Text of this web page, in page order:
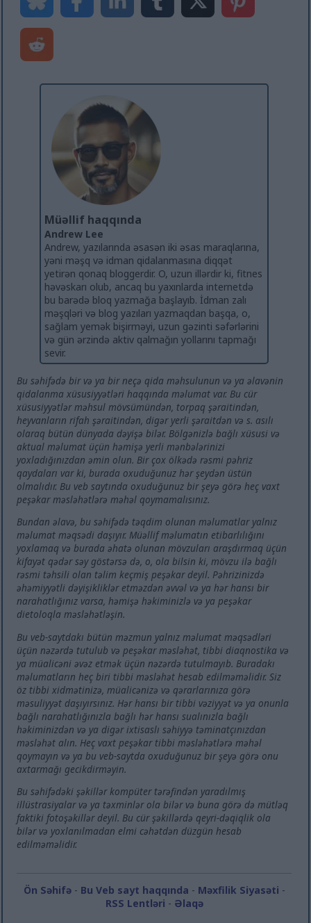
Müəllif haqqında
Andrew Lee
Andrew, yazılarında əsasən iki əsas maraqlarına,
yəni məşq və idman qidalanmasına diqqət
yetirən qonaq bloggerdir. O, uzun illərdir ki, fitnes
həvəskarı olub, ancaq bu yaxınlarda internetdə
bu barədə bloq yazmağa başlayıb. İdman zalı
məşqləri və blog yazıları yazmaqdan başqa, o,
sağlam yemək bişirməyi, uzun gəzinti səfərlərini
və gün ərzində aktiv qalmağın yollarını tapmağı
sevir.
Bu səhifədə bir və ya bir neçə qida məhsulunun və ya əlavənin
qidalanma xüsusiyyətləri haqqında məlumat var. Bu cür
xüsusiyyətlər məhsul mövsümündən, torpaq şəraitindən,
heyvanların rifah şəraitindən, digər yerli şəraitdən və s. asılı
olaraq bütün dünyada dəyişə bilər. Bölgənizlə bağlı xüsusi və
aktual məlumat üçün həmişə yerli mənbələrinizi
yoxladığınızdan əmin olun. Bir çox ölkədə rəsmi pəhriz
qaydaları var ki, burada oxuduğunuz hər şeydən üstün
olmalıdır. Bu veb saytında oxuduğunuz bir şeyə görə heç vaxt
peşəkar məsləhətlərə məhəl qoymamalısınız.
Bundan əlavə, bu səhifədə təqdim olunan məlumatlar yalnız
məlumat məqsədi daşıyır. Müəllif məlumatın etibarlılığını
yoxlamaq və burada əhatə olunan mövzuları araşdırmaq üçün
kifayət qədər səy göstərsə də, o, ola bilsin ki, mövzu ilə bağlı
rəsmi təhsili olan təlim keçmiş peşəkar deyil. Pəhrizinizdə
əhəmiyyətli dəyişikliklər etməzdən əvvəl və ya hər hansı bir
narahatlığınız varsa, həmişə həkiminizlə və ya peşəkar
dietoloqla məsləhətləşin.
Bu veb-saytdakı bütün məzmun yalnız məlumat məqsədləri
üçün nəzərdə tutulub və peşəkar məsləhət, tibbi diaqnostika və
ya müalicəni əvəz etmək üçün nəzərdə tutulmayıb. Buradakı
məlumatların heç biri tibbi məsləhət hesab edilməməlidir. Siz
öz tibbi xidmətinizə, müalicənizə və qərarlarınıza görə
məsuliyyət daşıyırsınız. Hər hansı bir tibbi vəziyyət və ya onunla
bağlı narahatlığınızla bağlı hər hansı sualınızla bağlı
həkiminizdən və ya digər ixtisaslı səhiyyə təminatçınızdan
məsləhət alın. Heç vaxt peşəkar tibbi məsləhətlərə məhəl
qoymayın və ya bu veb-saytda oxuduğunuz bir şeyə görə onu
axtarmağı gecikdirməyin.
Bu səhifədəki şəkillər kompüter tərəfindən yaradılmış
illüstrasiyalar və ya təxminlər ola bilər və buna görə də mütləq
faktiki fotoşəkillər deyil. Bu cür şəkillərdə qeyri-dəqiqlik ola
bilər və yoxlanılmadan elmi cəhətdən düzgün hesab
edilməməlidir.
Ön Səhifə- Bu Veb sayt haqqında - Məxfilik Siyasəti -
RSS Lentləri - Əlaqə